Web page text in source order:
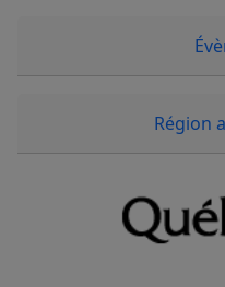
Région